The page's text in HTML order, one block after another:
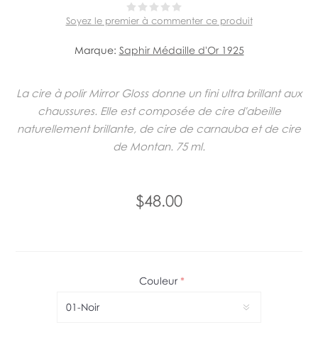
Soyez le premier à commenter ce produit
Marque: Saphir Médaille d'Or 1925
La cire à polir Mirror Gloss donne un fini ultra brillant aux
chaussures. Elle est composée de cire d'abeille
naturellement brillante, de cire de carnauba et de cire
de Montan. 75 ml.
$48.00
Couleur *